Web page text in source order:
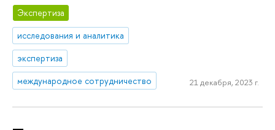
Экспертиза
исследования и аналитика
экспертиза
международное сотрудничество
21 декабря, 2023 г.